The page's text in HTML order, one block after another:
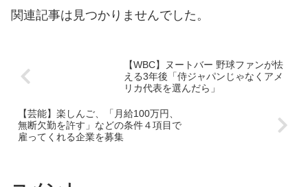
関連記事は見つかりませんでした。
【WBC】ヌートバー 野球ファンが怯
える3年後「侍ジャパンじゃなくアメ
リカ代表を選んだら」
【芸能】楽しんご、「月給100万円、
無断欠勤を許す」などの条件４項目で
雇ってくれる企業を募集